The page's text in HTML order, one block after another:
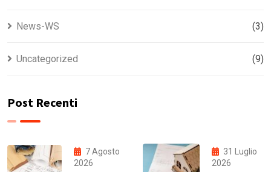
News-WS (3)
Uncategorized (9)
Post Recenti
7 Agosto
2026
31 Luglio
2026